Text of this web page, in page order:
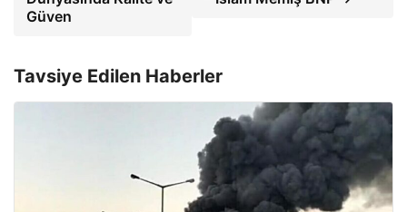
Güven
Tavsiye Edilen Haberler